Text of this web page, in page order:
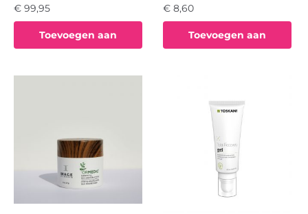
€ 99,95
Toevoegen aan
€ 8,60
Toevoegen aan